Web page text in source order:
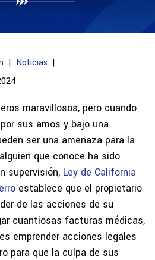
| Noticias |
maravillosos, pero cuando
sus amos y bajo una
ser una amenaza para la
que conoce ha sido
supervisión, Ley de California
establece que el propietario
de las acciones de su
cuantiosas facturas médicas,
emprender acciones legales
para que la culpa de sus